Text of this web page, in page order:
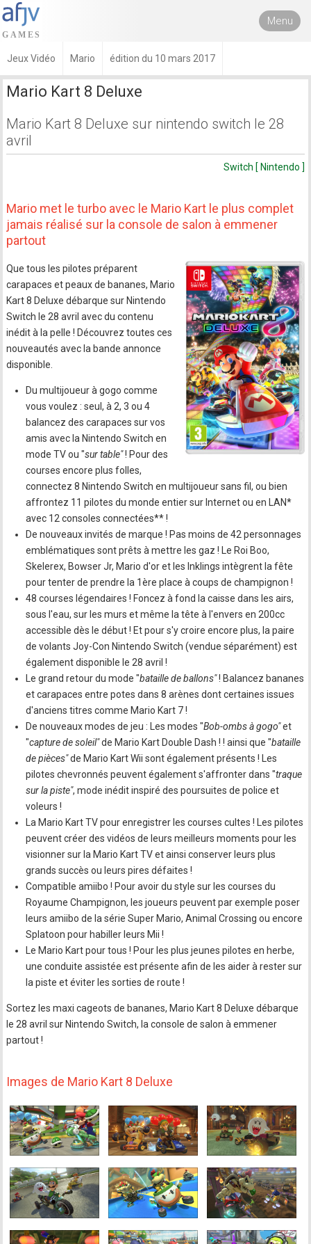
Menu
Jeux Vidéo Mario édition du 10 mars 2017
Mario Kart 8 Deluxe
Mario Kart 8 Deluxe sur nintendo switch le 28
avril
Switch [ Nintendo ]
Mario met le turbo avec le Mario Kart le plus complet
jamais réalisé sur la console de salon à emmener
partout
Que tous les pilotes préparent
carapaces et peaux de bananes, Mario
Kart 8 Deluxe débarque sur Nintendo
Switch le 28 avril avec du contenu
inédit à la pelle ! Découvrez toutes ces
nouveautés avec la bande annonce
disponible.
Du multijoueur à gogo comme
vous voulez : seul, à 2, 3 ou 4
balancez des carapaces sur vos
amis avec la Nintendo Switch en
mode TV ou "sur table"! Pour des
courses encore plus folles,
connectez 8 Nintendo Switch en multijoueur sans fil, ou bien
affrontez 11 pilotes du monde entier sur Internet ou en LAN*
avec 12 consoles connectées** !
De nouveaux invités de marque ! Pas moins de 42 personnages
emblématiques sont prêts à mettre les gaz ! Le Roi Boo,
Skelerex, Bowser Jr, Mario d'or et les Inklings intègrent la fête
pour tenter de prendre la 1ère place à coups de champignon !
48 courses légendaires ! Foncez à fond la caisse dans les airs,
sous l'eau, sur les murs et même la tête à l'envers en 200cc
accessible dès le début ! Et pour s'y croire encore plus, la paire
de volants Joy-Con Nintendo Switch (vendue séparément) est
également disponible le 28 avril !
Le grand retour du mode "bataille de ballons"! Balancez bananes
et carapaces entre potes dans 8 arènes dont certaines issues
d'anciens titres comme Mario Kart 7 !
De nouveaux modes de jeu : Les modes "Bob-ombs à gogo"et
"capture de soleil"de Mario Kart Double Dash ! ! ainsi que "bataille
de pièces"de Mario Kart Wii sont également présents ! Les
pilotes chevronnés peuvent également s'affronter dans "traque
sur la piste", mode inédit inspiré des poursuites de police et
voleurs !
La Mario Kart TV pour enregistrer les courses cultes ! Les pilotes
peuvent créer des vidéos de leurs meilleurs moments pour les
visionner sur la Mario Kart TV et ainsi conserver leurs plus
grands succès ou leurs pires défaites !
Compatible amiibo ! Pour avoir du style sur les courses du
Royaume Champignon, les joueurs peuvent par exemple poser
leurs amiibo de la série Super Mario, Animal Crossing ou encore
Splatoon pour habiller leurs Mii !
Le Mario Kart pour tous ! Pour les plus jeunes pilotes en herbe,
une conduite assistée est présente afin de les aider à rester sur
la piste et éviter les sorties de route !
Sortez les maxi cageots de bananes, Mario Kart 8 Deluxe débarque
le 28 avril sur Nintendo Switch, la console de salon à emmener
partout !
Images de Mario Kart 8 Deluxe